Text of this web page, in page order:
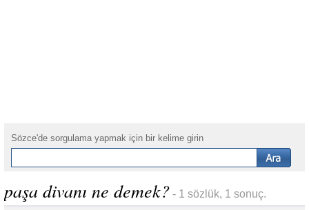
Sözce'de sorgulama yapmak için bir kelime girin
paşa divanı ne demek? - 1 sözlük, 1 sonuç.